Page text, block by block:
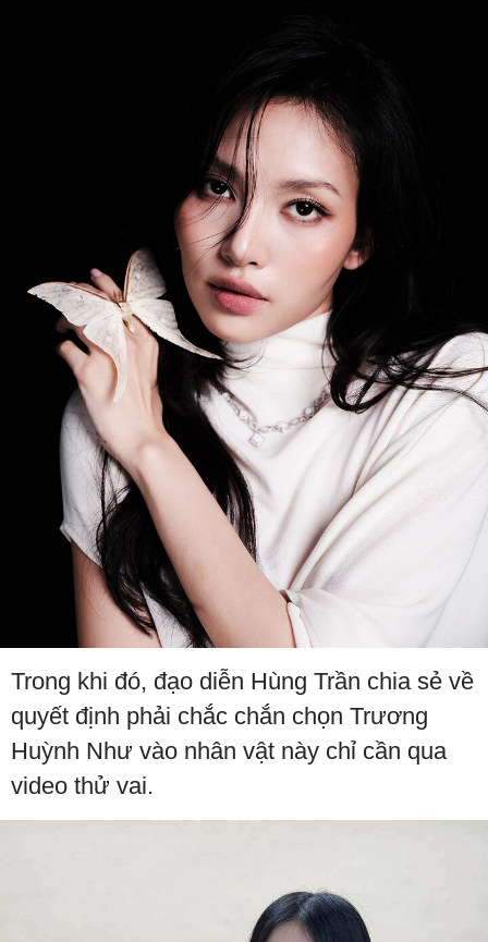
Trong khi đó, đạo diễn Hùng Trần chia sẻ về
quyết định phải chắc chắn chọn Trương
Huỳnh Như vào nhân vật này chỉ cần qua
video thử vai.